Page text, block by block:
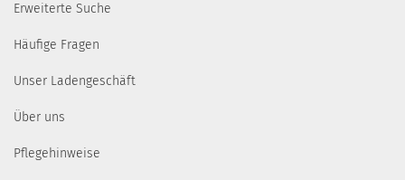
Erweiterte Suche
Häufige Fragen
Unser Ladengeschäft
Über uns
Pflegehinweise